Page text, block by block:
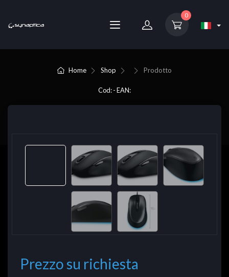
0
Home Shop Prodotto
Cod: - EAN:
Prezzo su richiesta